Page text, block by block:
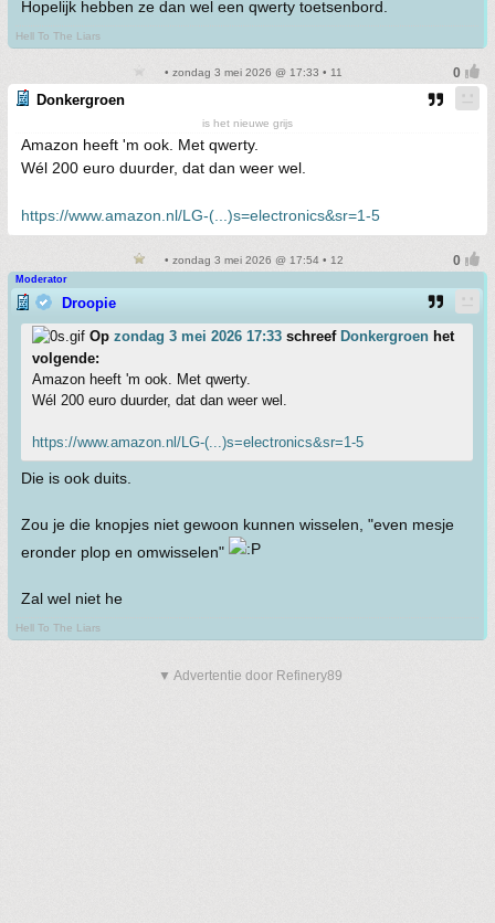
Hopelijk hebben ze dan wel een qwerty toetsenbord.
Hell To The Liars
• zondag 3 mei 2026 @ 17:33 • 11
Donkergroen
is het nieuwe grijs
Amazon heeft 'm ook. Met qwerty.
Wél 200 euro duurder, dat dan weer wel.
https://www.amazon.nl/LG-(...)s=electronics&sr=1-5
• zondag 3 mei 2026 @ 17:54 • 12
Moderator
Droopie
Op zondag 3 mei 2026 17:33 schreef Donkergroen het
volgende:
Amazon heeft 'm ook. Met qwerty.
Wél 200 euro duurder, dat dan weer wel.
https://www.amazon.nl/LG-(...)s=electronics&sr=1-5
Die is ook duits.
Zou je die knopjes niet gewoon kunnen wisselen, "even mesje
eronder plop en omwisselen"
Zal wel niet he
Hell To The Liars
▼ Advertentie door Refinery89